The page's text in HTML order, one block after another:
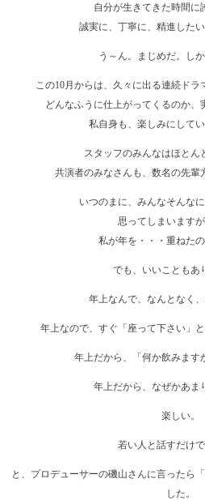
自分が生きてきた時間に
誠実に、丁寧に、精進したい
う～ん。まじめだ。しか
この10月からは、久々に出る連続ドラ
どんなふうに仕上がってくるのか、
私自身も、楽しみにしてい
スタッフのみんなはほとん
共演者のみなさんも、数名の先輩
いつのまに、みんなそんな
思ってしまいますが
私が年を・・・重ねたの
でも、いいこともあ
年上なんで、なんとなく、
年上なので、すぐ「座って下さい」
年上だから、「何か飲みます
年上だから、なぜかあま
楽しい。
若い人と話すだけで
と、プロデューサーの磯山さんに言ったら
した。